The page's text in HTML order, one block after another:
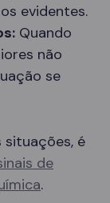
evidentes.
Quando
não
se
situações, é
de
.